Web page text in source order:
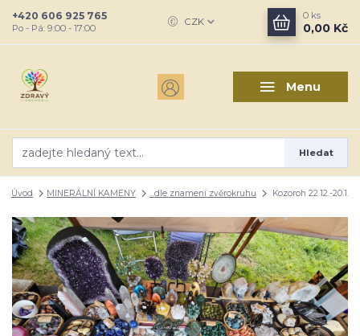
Menu
CZK
Hledat
+420 606 925 765
Po - Pá: 9:00 - 17:00
0 ks
0,00 Kč
Úvod MINERÁLNÍ KAMENY ...dle znamení zvěrokruhu Kozoroh 22.12.-20.1.